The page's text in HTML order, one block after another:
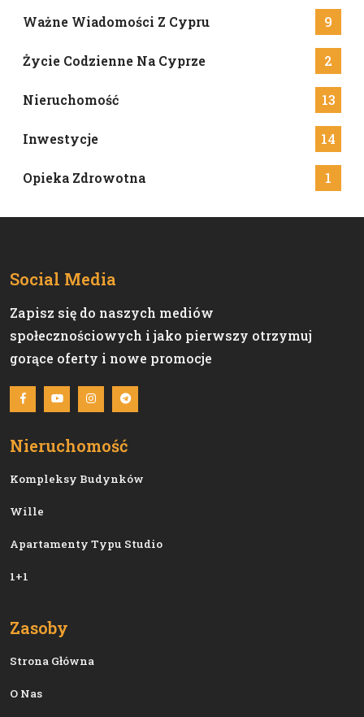
Ważne Wiadomości Z Cypru 9
Życie Codzienne Na Cyprze 2
Nieruchomość 13
Inwestycje 14
Opieka Zdrowotna 1
Social Media
Zapisz się do naszych mediów
społecznościowych i jako pierwszy otrzymuj
gorące oferty i nowe promocje
Nieruchomość
Kompleksy Budynków
Wille
Apartamenty Typu Studio
1+1
Zasoby
Strona Główna
O Nas